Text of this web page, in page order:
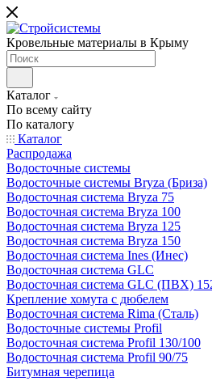
Кровельные материалы в Крыму
Каталог
По всему сайту
По каталогу
Каталог
Распродажа
Водосточные системы
Водосточные системы Bryza (Бриза)
Водосточная система Bryza 75
Водосточная система Bryza 100
Водосточная система Bryza 125
Водосточная система Bryza 150
Водосточная система Ines (Инес)
Водосточная система GLC
Водосточная система GLC (ПВХ)
Крепление хомута с дюбелем
Водосточная система Rima (Сталь)
Водосточные системы Profil
Водосточная система Profil 130/100
Водосточная система Profil 90/75
Битумная черепица